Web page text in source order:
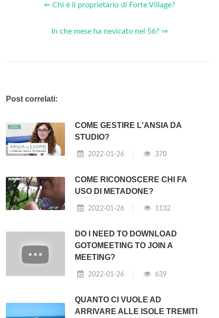
⇐ Chi è il proprietario di Forte Village?
In che mese ha nevicato nel 56? ⇒
Post correlati:
COME GESTIRE L'ANSIA DA
STUDIO?
2022-01-26 370
COME RICONOSCERE CHI FA
USO DI METADONE?
2022-01-26 1132
DO I NEED TO DOWNLOAD
GOTOMEETING TO JOIN A
MEETING?
2022-01-26 639
QUANTO CI VUOLE AD
ARRIVARE ALLE ISOLE TREMITI